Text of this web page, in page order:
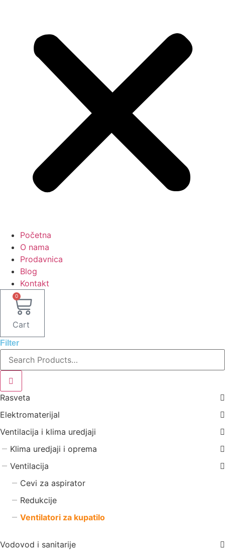
Početna
O nama
Prodavnica
Blog
Kontakt
0
Cart
Filter
Rasveta
Elektromaterijal
Ventilacija i klima uredjaji
Klima uredjaji i oprema
Ventilacija
Cevi za aspirator
Redukcije
Ventilatori za kupatilo
Vodovod i sanitarije